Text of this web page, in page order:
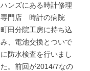
ハンズにある時計修理
専門店 時計の病院
町田分院工房に持ち込
み、電池交換とついで
に防水検査を行いまし
た。前回が2014/7なの